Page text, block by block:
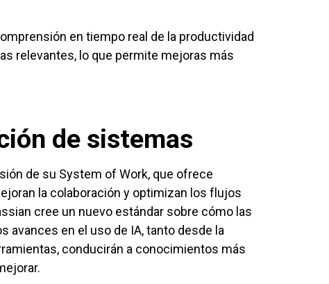
en tiempo real de la productividad
relevantes, lo que permite mejoras más
de sistemas
de su System of Work, que ofrece
la colaboración y optimizan los flujos
cree un nuevo estándar sobre cómo las
avances en el uso de IA, tanto desde la
conducirán a conocimientos más